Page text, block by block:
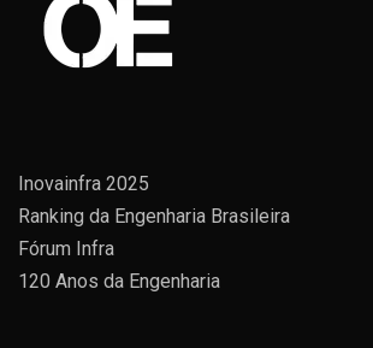
Inovainfra 2025
Ranking da Engenharia Brasileira
Fórum Infra
120 Anos da Engenharia